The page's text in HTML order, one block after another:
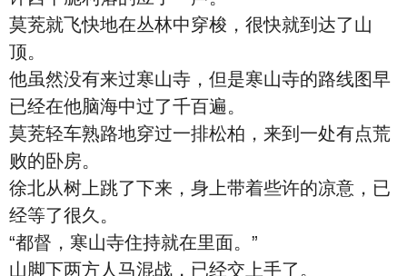
莫茺就飞快地在丛林中穿梭，很快就到达了山
顶。
他虽然没有来过寒山寺，但是寒山寺的路线图早
已经在他脑海中过了千百遍。
莫茺轻车熟路地穿过一排松柏，来到一处有点荒
败的卧房。
徐北从树上跳了下来，身上带着些许的凉意，已
经等了很久。
“都督，寒山寺住持就在里面。”
山脚下两方人马混战，已经交上手了。